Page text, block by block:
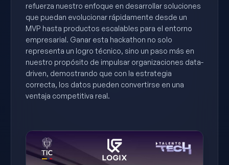
refuerza nuestro enfoque en desarrollar soluciones
que puedan evolucionar rápidamente desde un
MVP hasta productos escalables para el entorno
empresarial. Ganar esta hackathon no solo
representa un logro técnico, sino un paso más en
nuestro propósito de impulsar organizaciones data-
driven, demostrando que con la estrategia
correcta, los datos pueden convertirse en una
ventaja competitiva real.